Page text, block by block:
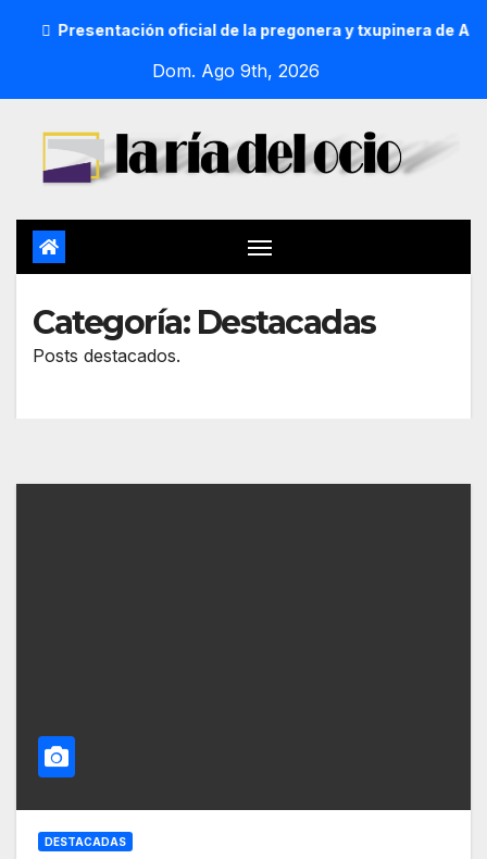
oficial de la pregonera y txupinera de Aste Nagusia
Dom. Ago 9th, 2026
Categoría: Destacadas
Posts destacados.
DESTACADAS